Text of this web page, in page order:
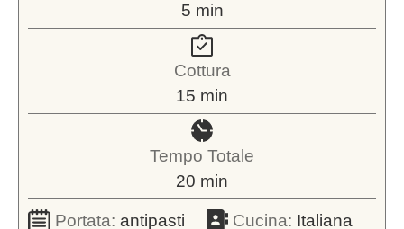
5minuti
min
Cottura
15 minuti
min
Tempo Totale
20 minuti
min
Portata: antipasti Cucina: Italiana